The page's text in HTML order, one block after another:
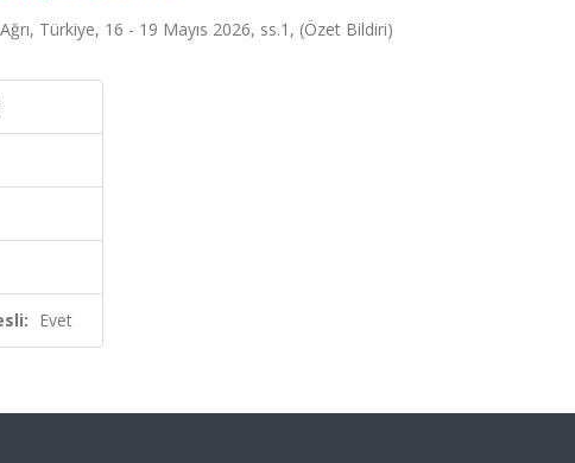
Türkiye, 16 - 19 Mayıs 2026, ss.1, (Özet Bildiri)
Evet